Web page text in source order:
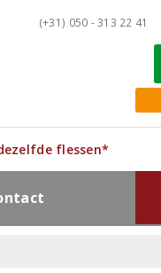
(+31) 050 - 313 22 41
flessen*